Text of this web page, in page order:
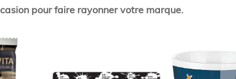
pour faire rayonner votre marque.